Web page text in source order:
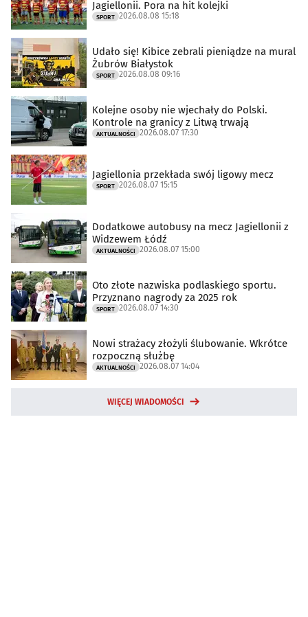
Jagiellonii. Pora na hit kolejki
SPORT 2026.08.08 15:18
Udało się! Kibice zebrali pieniądze na mural
Żubrów Białystok
SPORT 2026.08.08 09:16
Kolejne osoby nie wjechały do Polski.
Kontrole na granicy z Litwą trwają
AKTUALNOŚCI 2026.08.07 17:30
Jagiellonia przekłada swój ligowy mecz
SPORT 2026.08.07 15:15
Dodatkowe autobusy na mecz Jagiellonii z
Widzewem Łódź
AKTUALNOŚCI 2026.08.07 15:00
Oto złote nazwiska podlaskiego sportu.
Przyznano nagrody za 2025 rok
SPORT 2026.08.07 14:30
Nowi strażacy złożyli ślubowanie. Wkrótce
rozpoczną służbę
AKTUALNOŚCI 2026.08.07 14:04
WIĘCEJ WIADOMOŚCI